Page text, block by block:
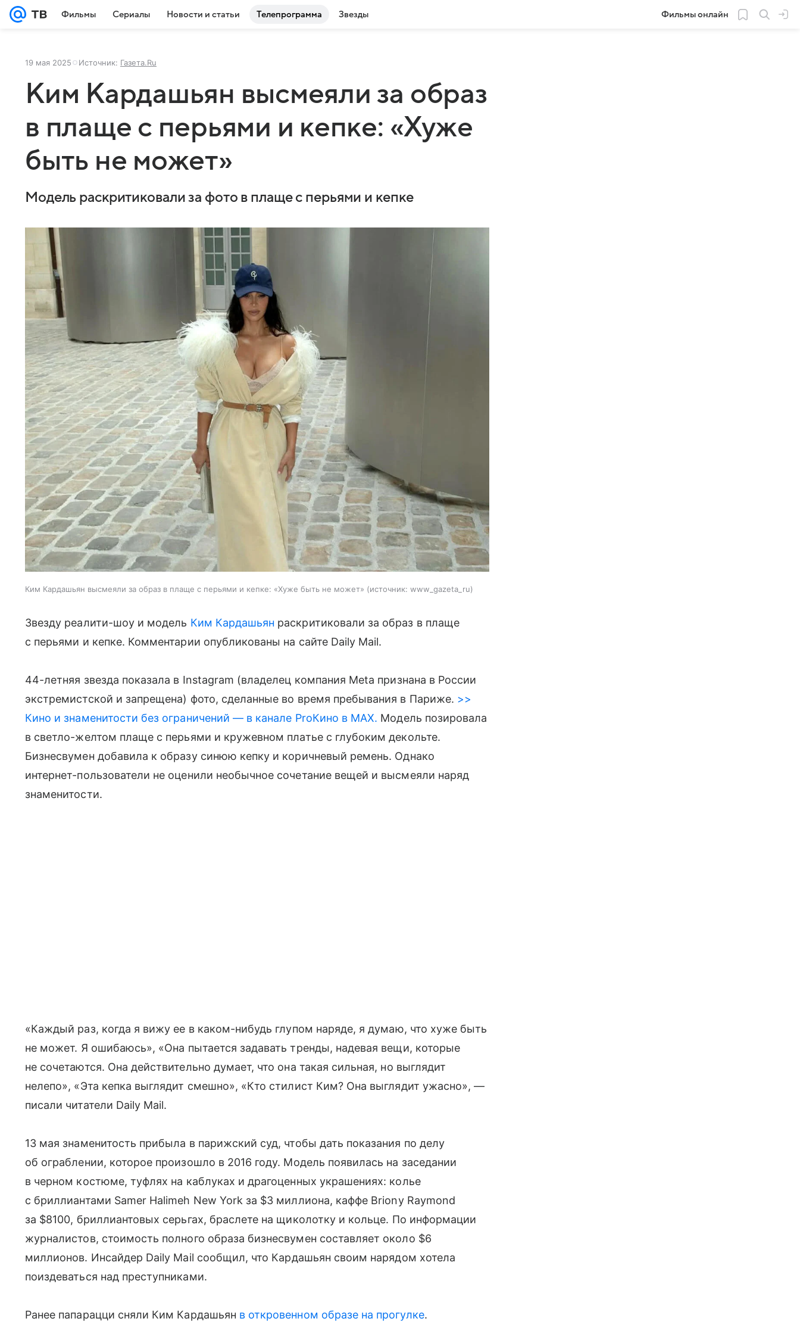
Фильмы Сериалы Новости и статьи Телепрограмма Звезды Фильмы онлайн
19 мая 2025 Источник: Газета.Ru
Ким Кардашьян высмеяли за образ
в плаще с перьями и кепке: «Хуже
быть не может»
Модель раскритиковали за фото в плаще с перьями и кепке
Ким Кардашьян высмеяли за образ в плаще с перьями и кепке: «Хуже быть не может» источник: www_gazeta_ru
Звезду реалити-шоу и модель Ким Кардашьян раскритиковали за образ в плаще
с перьями и кепке. Комментарии опубликованы на сайте Daily Mail.
44-летняя звезда показала в Instagram (владелец компания Meta признана в России
экстремистской и запрещена) фото, сделанные во время пребывания в Париже. >>
Кино и знаменитости без ограничений — в канале ProКино в MAX. Модель позировала
в светло-желтом плаще с перьями и кружевном платье с глубоким декольте.
Бизнесвумен добавила к образу синюю кепку и коричневый ремень. Однако
интернет-пользователи не оценили необычное сочетание вещей и высмеяли наряд
знаменитости.
«Каждый раз, когда я вижу ее в каком-нибудь глупом наряде, я думаю, что хуже быть
не может. Я ошибаюсь», «Она пытается задавать тренды, надевая вещи, которые
не сочетаются. Она действительно думает, что она такая сильная, но выглядит
нелепо», «Эта кепка выглядит смешно», «Кто стилист Ким? Она выглядит ужасно», —
писали читатели Daily Mail.
13 мая знаменитость прибыла в парижский суд, чтобы дать показания по делу
об ограблении, которое произошло в 2016 году. Модель появилась на заседании
в черном костюме, туфлях на каблуках и драгоценных украшениях: колье
с бриллиантами Samer Halimeh New York за $3 миллиона, каффе Briony Raymond
за $8100, бриллиантовых серьгах, браслете на щиколотку и кольце. По информации
журналистов, стоимость полного образа бизнесвумен составляет около $6
миллионов. Инсайдер Daily Mail сообщил, что Кардашьян своим нарядом хотела
поиздеваться над преступниками.
Ранее папарацци сняли Ким Кардашьян в откровенном образе на прогулке.